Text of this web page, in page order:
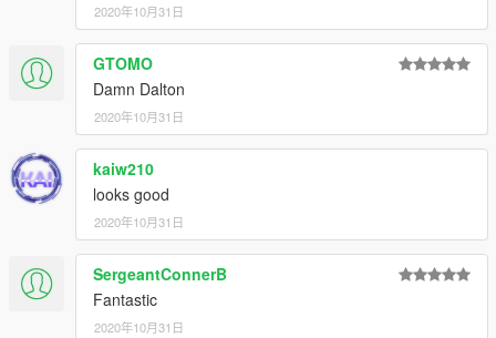
2020年10月31日
GTOMO
Damn Dalton
2020年10月31日
kaiw210
looks good
2020年10月31日
SergeantConnerB
Fantastic
2020年10月31日